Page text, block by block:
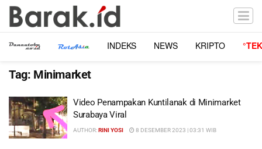
INDEKS NEWS KRIPTO
Tag: Minimarket
Video Penampakan Kuntilanak di Minimarket
Surabaya Viral
AUTHOR:RINI YOSI 8 DESEMBER 2023 | 03:31 WIB